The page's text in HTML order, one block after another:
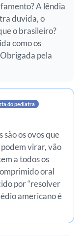
A lêndia
duvida, o
o brasileiro?
como os
pela
do pediatra
os ovos que
virar, vão
a todos os
oral
por “resolver
americano é